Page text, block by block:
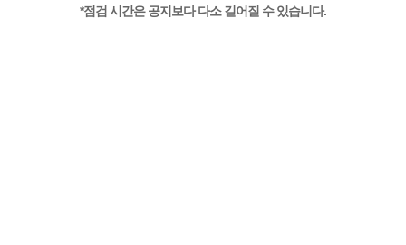
*점검 시간은 공지보다 다소 길어질 수 있습니다.